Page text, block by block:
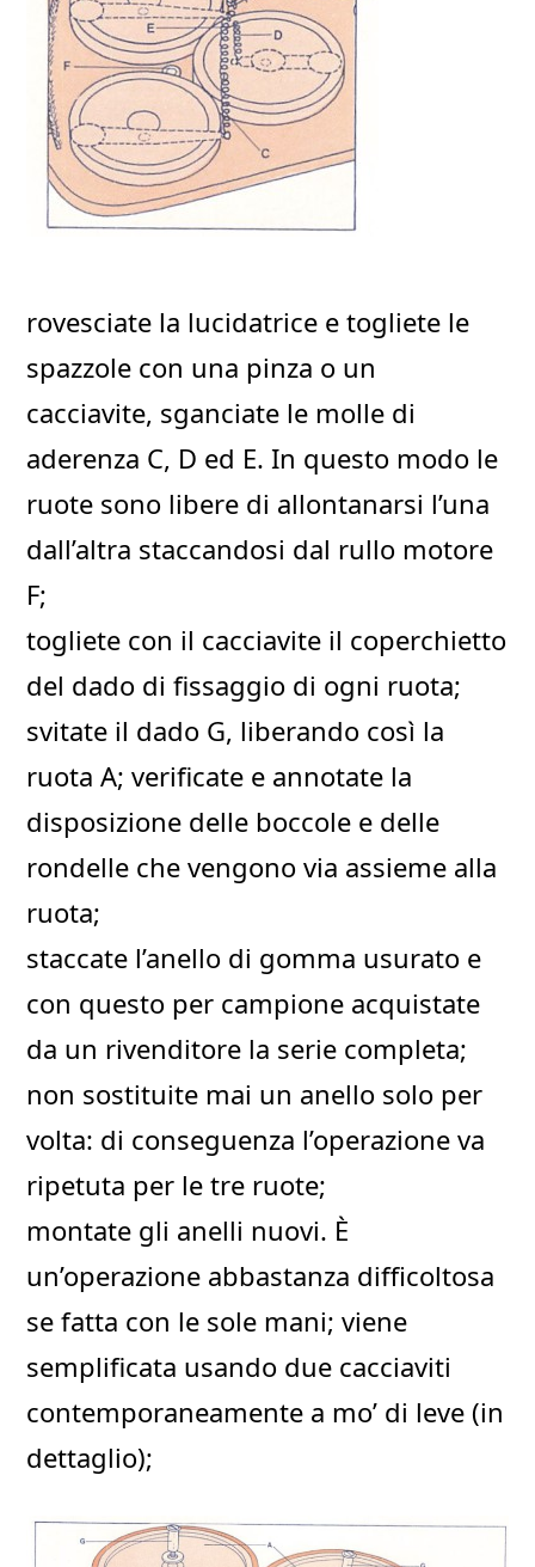
rovesciate la lucidatrice e togliete le
spazzole con una pinza o un
cacciavite, sganciate le molle di
aderenza C, D ed E. In questo modo le
ruote sono libere di allontanarsi l’una
dall’altra staccandosi dal rullo motore
F;
togliete con il cacciavite il coperchietto
del dado di fissaggio di ogni ruota;
svitate il dado G, liberando così la
ruota A; verificate e annotate la
disposizione delle boccole e delle
rondelle che vengono via assieme alla
ruota;
staccate l’anello di gomma usurato e
con questo per campione acquistate
da un rivenditore la serie completa;
non sostituite mai un anello solo per
volta: di conseguenza l’operazione va
ripetuta per le tre ruote;
montate gli anelli nuovi. È
un’operazione abbastanza difficoltosa
se fatta con le sole mani; viene
semplificata usando due cacciaviti
contemporaneamente a mo’ di leve (in
dettaglio);